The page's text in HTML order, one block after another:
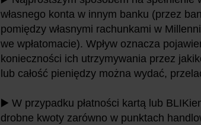
własnego konta w innym banku (przez
pomiędzy własnymi rachunkami w
we wpłatomacie). Wpływ oznacza
konieczności ich utrzymywania przez
lub całość pieniędzy można wydać,
▶️ W przypadku płatności kartą lub
drobne kwoty zarówno w punktach